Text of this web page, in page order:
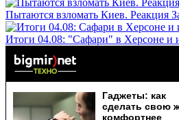
Пытаются взломать Киев. Реакция
Итоги 04.08: "Сафари" в Херсоне и